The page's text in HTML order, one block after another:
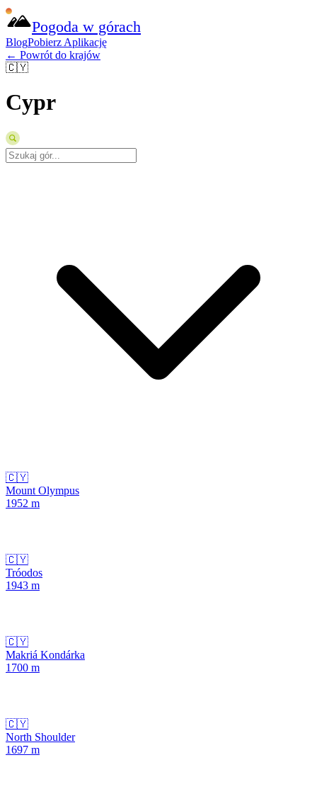
Pogoda w górach
BlogPobierz Aplikację
← Powrót do krajów
🇨🇾
Cypr
🇨🇾
Mount Olympus
1952 m
🇨🇾
Tróodos
1943 m
🇨🇾
Makriá Kondárka
1700 m
🇨🇾
North Shoulder
1697 m